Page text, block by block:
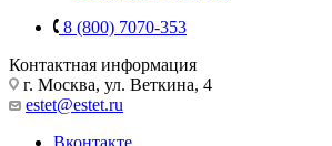
8 (800) 7070-353
Контактная информация
г. Москва, ул. Веткина, 4
estet@estet.ru
Вконтакте